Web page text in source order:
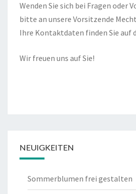
Wenden Sie sich bei Fragen oder
bitte an unsere Vorsitzende
Ihre Kontaktdaten finden Sie auf
Wir freuen uns auf Sie!
NEUIGKEITEN
Sommerblumen frei gestalten